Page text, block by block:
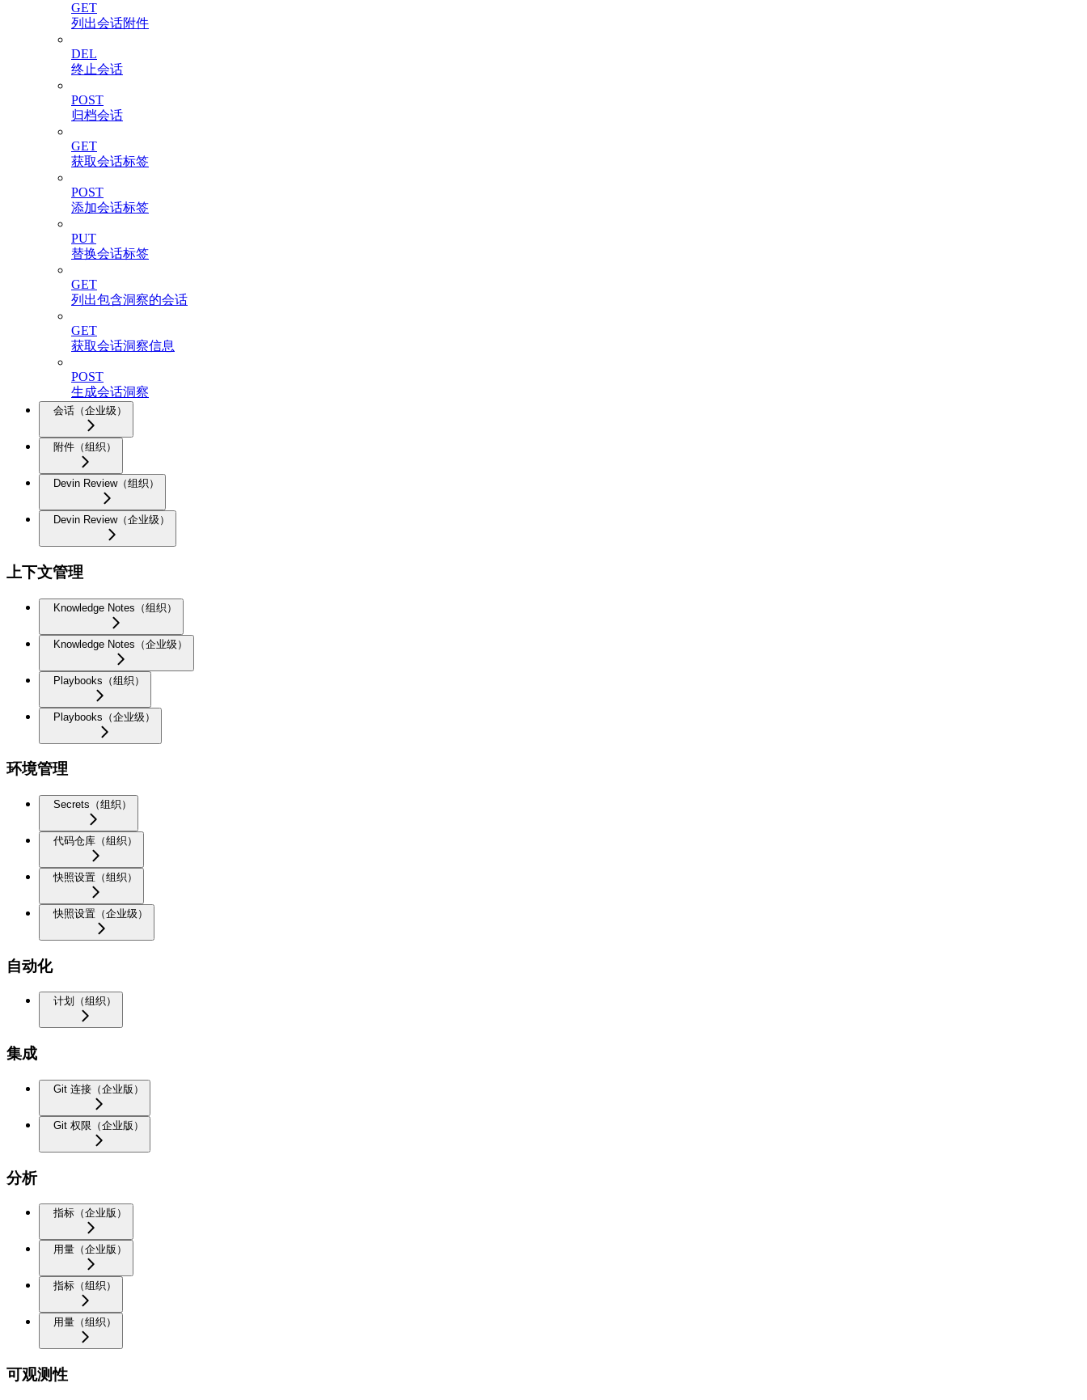
GET
列出会话附件
DEL
终止会话
POST
归档会话
GET
获取会话标签
POST
添加会话标签
PUT
替换会话标签
GET
列出包含洞察的会话
GET
获取会话洞察信息
POST
生成会话洞察
会话（企业级）
附件（组织）
Devin Review（组织）
Devin Review（企业级）
上下文管理
Knowledge Notes（组织）
Knowledge Notes（企业级）
Playbooks（组织）
Playbooks（企业级）
环境管理
Secrets（组织）
代码仓库（组织）
快照设置（组织）
快照设置（企业级）
自动化
计划（组织）
集成
Git 连接（企业版）
Git 权限（企业版）
分析
指标（企业版）
用量（企业版）
指标（组织）
用量（组织）
可观测性